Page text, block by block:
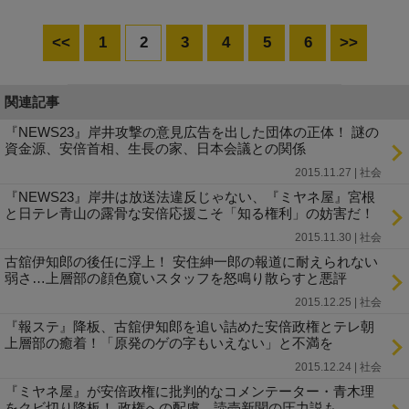
<< 1 2 3 4 5 6 >>
関連記事
『NEWS23』岸井攻撃の意見広告を出した団体の正体！ 謎の
資金源、安倍首相、生長の家、日本会議との関係
2015.11.27 | 社会
『NEWS23』岸井は放送法違反じゃない、『ミヤネ屋』宮根
と日テレ青山の露骨な安倍応援こそ「知る権利」の妨害だ！
2015.11.30 | 社会
古舘伊知郎の後任に浮上！ 安住紳一郎の報道に耐えられない
弱さ…上層部の顔色窺いスタッフを怒鳴り散らすと悪評
2015.12.25 | 社会
『報ステ』降板、古舘伊知郎を追い詰めた安倍政権とテレ朝
上層部の癒着！「原発のゲの字もいえない」と不満を
2015.12.24 | 社会
『ミヤネ屋』が安倍政権に批判的なコメンテーター・青木理